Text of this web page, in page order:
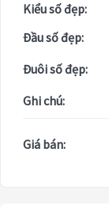
Kiểu số đẹp:
Đầu số đẹp:
Đuôi số đẹp:
Ghi chú:
Giá bán: